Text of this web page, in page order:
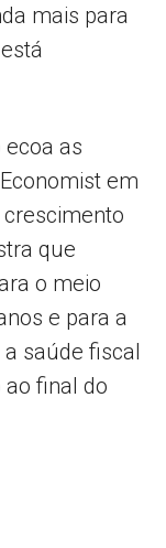
mais para
as
em
crescimento
que
o meio
e para a
saúde fiscal
ao final do